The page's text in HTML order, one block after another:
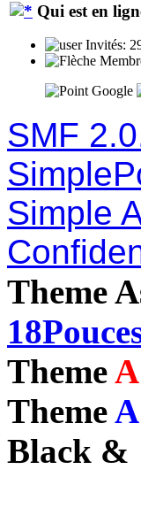
Qui est en
Invités:
Google
SMF
Simple
Theme
Theme
Theme
Black &